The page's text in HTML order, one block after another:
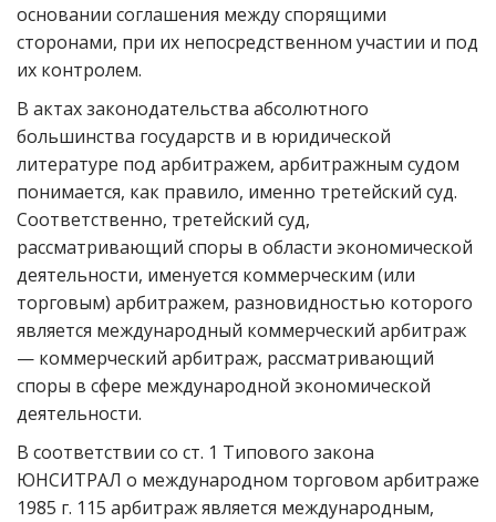
основании соглашения между спорящими
сторонами, при их непосредственном участии и под
их контролем.
В актах законодательства абсолютного
большинства государств и в юридической
литературе под арбитражем, арбитражным судом
понимается, как правило, именно третейский суд.
Соответственно, третейский суд,
рассматривающий споры в области экономической
деятельности, именуется коммерческим (или
торговым) арбитражем, разновидностью которого
является международный коммерческий арбитраж
— коммерческий арбитраж, рассматривающий
споры в сфере международной экономической
деятельности.
В соответствии со ст. 1 Типового закона
ЮНСИТРАЛ о международном торговом арбитраже
1985 г. 115 арбитраж является международным,